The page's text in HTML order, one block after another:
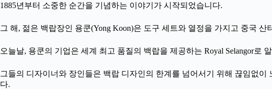
1885년부터 소중한 순간을 기념하는 이야기가 시작되었습니다.
그 해, 젊은 백랍장인 용쿤(Yong Koon)은 도구 세트와 열정을 가지고 중국
오늘날, 용쿤의 기업은 세계 최고 품질의 백랍을 제공하는 Royal Selangor로
그들의 디자이너와 장인들은 백랍 디자인의 한계를 넘어서기 위해 끊임없이
다.